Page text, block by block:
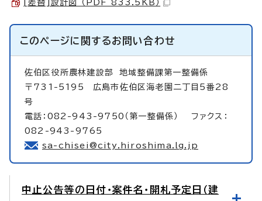
[差替]設計図 （PDF 833.5KB）
このページに関するお問い合わせ
佐伯区役所農林建設部地域整備課第一整備係
〒731-5195 広島市佐伯区海老園二丁目5番28
号
電話：082-943-9750（第一整備係） ファクス：
082-943-9765
sa-chisei@city.hiroshima.lg.jp
中止公告等の日付・案件名・開札予定日（建